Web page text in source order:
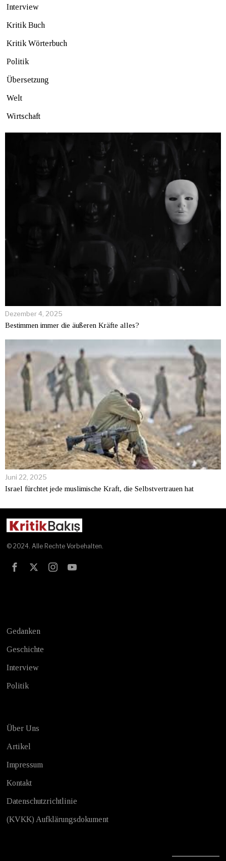
Interview
Kritik Buch
Kritik Wörterbuch
Politik
Übersetzung
Welt
Wirtschaft
Dezember 4, 2025
Bestimmen immer die äußeren Kräfte alles?
Juni 22, 2025
Israel fürchtet jede muslimische Kraft, die Selbstvertrauen hat
© 2024. Alle Rechte Vorbehalten.
Gedanken
Geschichte
Interview
Politik
Über Uns
Artikel
Impressum
Kontakt
Datenschutzrichtlinie
(KVKK) Aufklärungsdokument